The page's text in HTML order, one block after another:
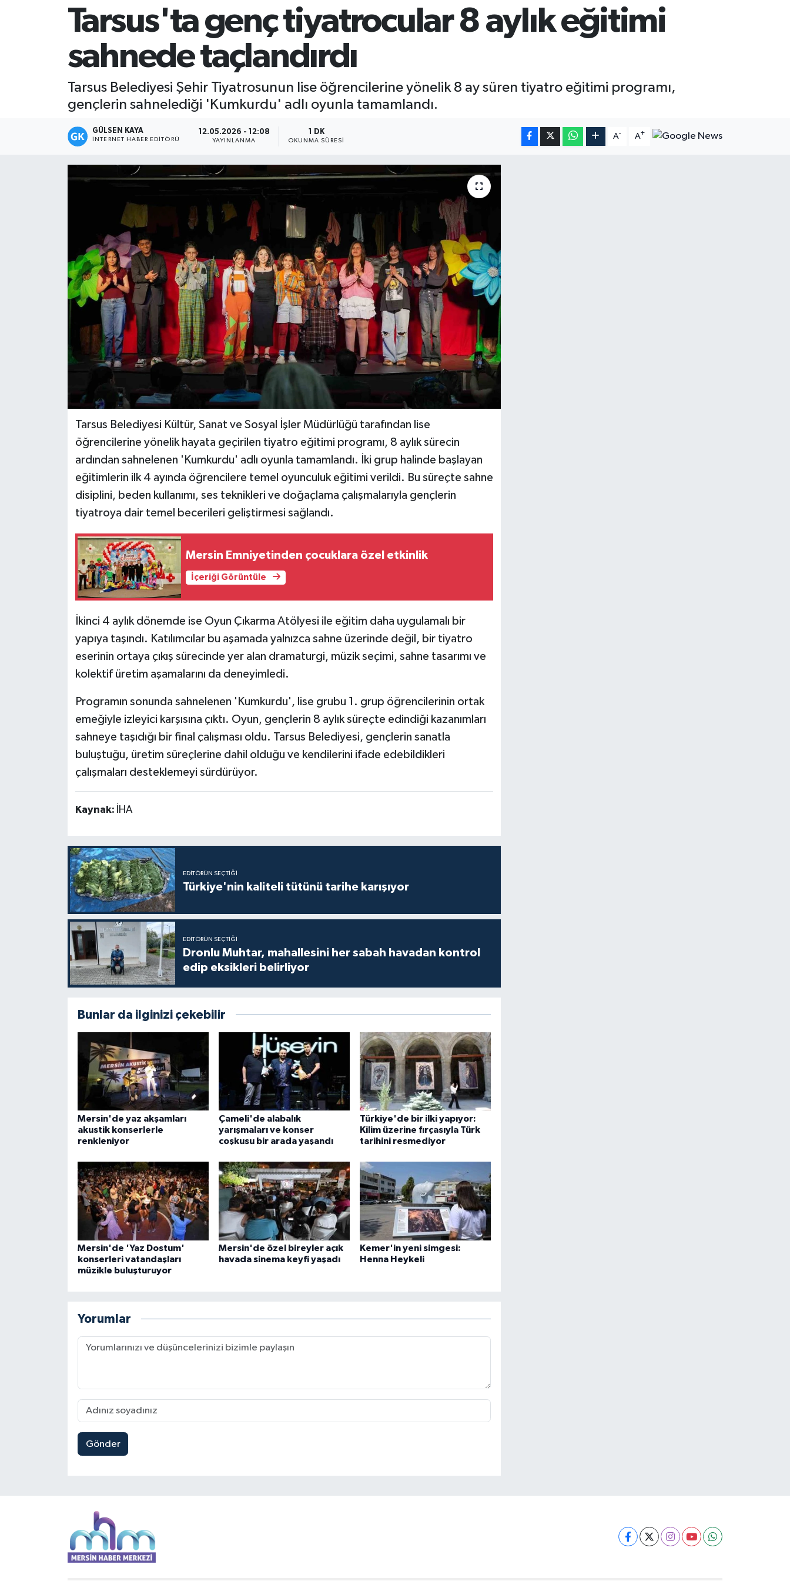
Tarsus'ta genç tiyatrocular 8 aylık eğitimi
sahnede taçlandırdı
Tarsus Belediyesi Şehir Tiyatrosunun lise öğrencilerine yönelik 8 ay süren tiyatro eğitimi programı,
gençlerin sahnelediği 'Kumkurdu' adlı oyunla tamamlandı.
GÜLSEN KAYA
İNTERNET HABER EDITÖRÜ
12.05.2026 - 12:08
YAYINLANMA
1 DK
OKUNMA SÜRESI
A- A+
Tarsus Belediyesi Kültür, Sanat ve Sosyal İşler Müdürlüğü tarafından lise
öğrencilerine yönelik hayata geçirilen tiyatro eğitimi programı, 8 aylık sürecin
ardından sahnelenen 'Kumkurdu' adlı oyunla tamamlandı. İki grup halinde başlayan
eğitimlerin ilk 4 ayında öğrencilere temel oyunculuk eğitimi verildi. Bu süreçte sahne
disiplini, beden kullanımı, ses teknikleri ve doğaçlama çalışmalarıyla gençlerin
tiyatroya dair temel becerileri geliştirmesi sağlandı.
Mersin Emniyetinden çocuklara özel etkinlik
İçeriği Görüntüle
İkinci 4 aylık dönemde ise Oyun Çıkarma Atölyesi ile eğitim daha uygulamalı bir
yapıya taşındı. Katılımcılar bu aşamada yalnızca sahne üzerinde değil, bir tiyatro
eserinin ortaya çıkış sürecinde yer alan dramaturgi, müzik seçimi, sahne tasarımı ve
kolektif üretim aşamalarını da deneyimledi.
Programın sonunda sahnelenen 'Kumkurdu', lise grubu 1. grup öğrencilerinin ortak
emeğiyle izleyici karşısına çıktı. Oyun, gençlerin 8 aylık süreçte edindiği kazanımları
sahneye taşıdığı bir final çalışması oldu. Tarsus Belediyesi, gençlerin sanatla
buluştuğu, üretim süreçlerine dahil olduğu ve kendilerini ifade edebildikleri
çalışmaları desteklemeyi sürdürüyor.
Kaynak: İHA
EDITÖRÜN SEÇTIĞI
Türkiye'nin kaliteli tütünü tarihe karışıyor
EDITÖRÜN SEÇTIĞI
Dronlu Muhtar, mahallesini her sabah havadan kontrol
edip eksikleri belirliyor
Bunlar da ilginizi çekebilir
Mersin'de yaz akşamları
akustik konserlerle
renkleniyor
Çameli'de alabalık
yarışmaları ve konser
coşkusu bir arada yaşandı
Türkiye'de bir ilki yapıyor:
Kilim üzerine fırçasıyla Türk
tarihini resmediyor
Mersin'de 'Yaz Dostum'
konserleri vatandaşları
müzikle buluşturuyor
Mersin'de özel bireyler açık
havada sinema keyfi yaşadı
Kemer'in yeni simgesi:
Henna Heykeli
Yorumlar
Gönder
Mersin Tarihi
Özel Haber
Politika
Sürmanşet
Teknoloji